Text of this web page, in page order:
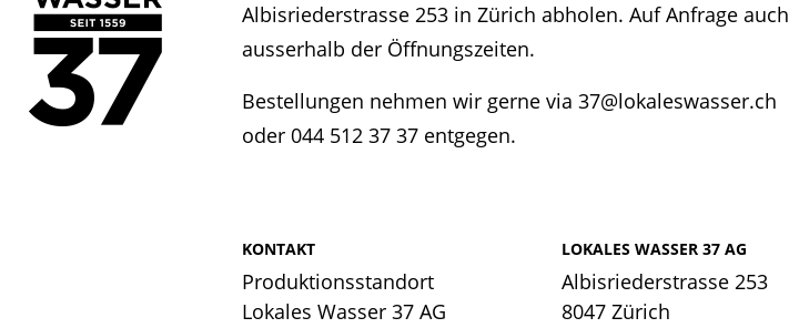
Albisriederstrasse 253 in Zürich abholen. Auf Anfrage auch
ausserhalb der Öffnungszeiten.
Bestellungen nehmen wir gerne via 37@lokaleswasser.ch
oder 044 512 37 37 entgegen.
KONTAKT
Produktionsstandort
Lokales Wasser 37 AG
LOKALES WASSER 37 AG
Albisriederstrasse 253
8047 Zürich